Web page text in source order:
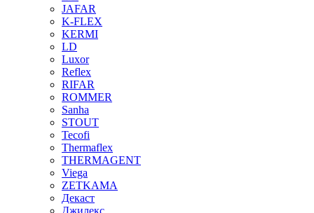
JAFAR
K-FLEX
KERMI
LD
Luxor
Reflex
RIFAR
ROMMER
Sanha
STOUT
Tecofi
Thermaflex
THERMAGENT
Viega
ZETKAMA
Декаст
Джилекс